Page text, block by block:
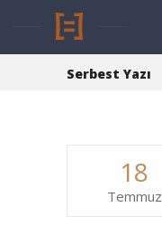
Serbest Yazı
18
Temmuz